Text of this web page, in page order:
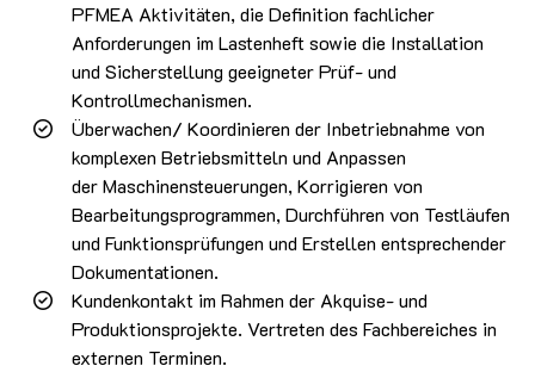
PFMEA Aktivitäten, die Definition fachlicher
Anforderungen im Lastenheft sowie die Installation
und Sicherstellung geeigneter Prüf- und
Kontrollmechanismen.
Überwachen/ Koordinieren der Inbetriebnahme von
komplexen Betriebsmitteln und Anpassen
der Maschinensteuerungen, Korrigieren von
Bearbeitungsprogrammen, Durchführen von Testläufen
und Funktionsprüfungen und Erstellen entsprechender
Dokumentationen.
Kundenkontakt im Rahmen der Akquise- und
Produktionsprojekte. Vertreten des Fachbereiches in
externen Terminen.